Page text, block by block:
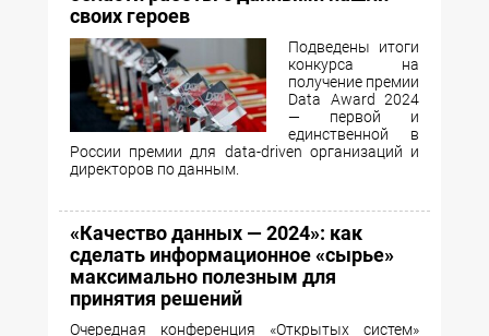
своих героев
Подведены итоги
конкурса на
получение премии
Data Award 2024
— первой и
единственной в
России премии для data-driven организаций и
директоров по данным.
«Качество данных — 2024»: как
сделать информационное «сырье»
максимально полезным для
принятия решений
Очередная конференция «Открытых систем»